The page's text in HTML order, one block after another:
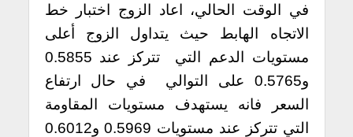
في الوقت الحالي، اعاد الزوج اختبار خط
الاتجاه الهابط حيث يتداول الزوج أعلى
مستويات الدعم التي تتركز عند 0.5855
و0.5765 على التوالي في حال ارتفاع
السعر فانه يستهدف مستويات المقاومة
التي تتركز عند مستويات 0.5969 و0.6012